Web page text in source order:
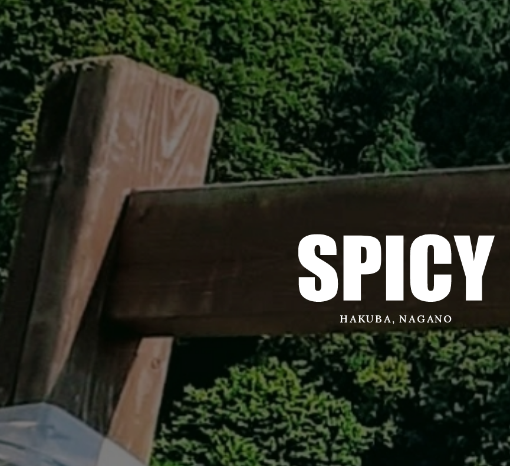
GREEN
MTBレンタル・ツアー
イベント遊具
店舗
よくあるご質問 採用情報 お問い合わせ
個人情報保護方針 特定商取引に関する表示 リンク
HAKUBA, NAGANO